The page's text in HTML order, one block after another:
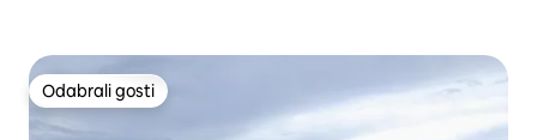
Odabrali gosti
Odabrali gosti